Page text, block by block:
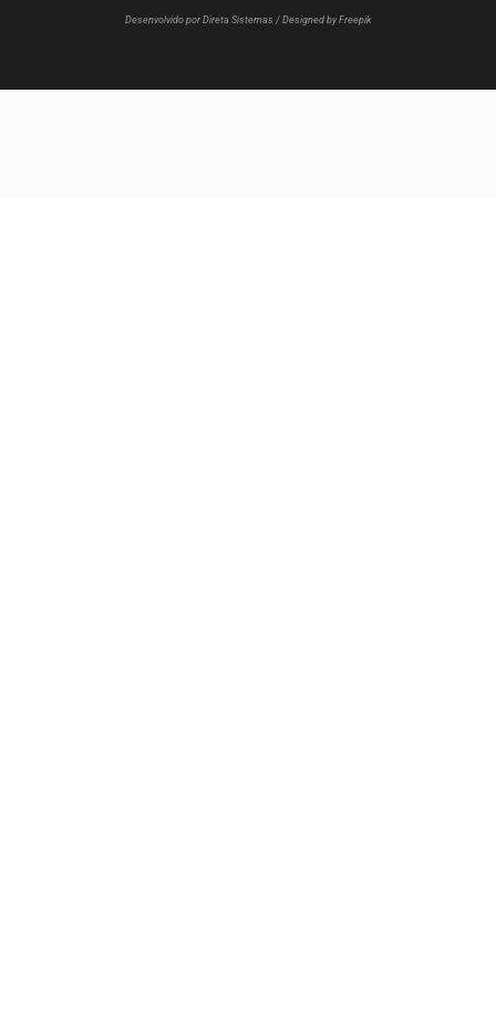
Desenvolvido por Direta Sistemas / Designed by Freepik